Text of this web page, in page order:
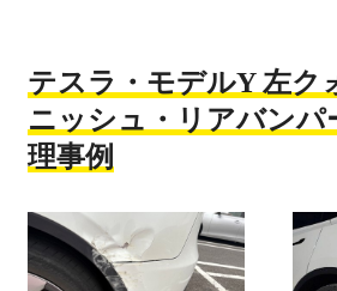
テスラ・モデルY 左ク
ニッシュ・リアバンパ
理事例